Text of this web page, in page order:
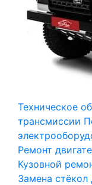
Техническое
трансмиссии
Ремонт
Кузовной
Замена стёкол